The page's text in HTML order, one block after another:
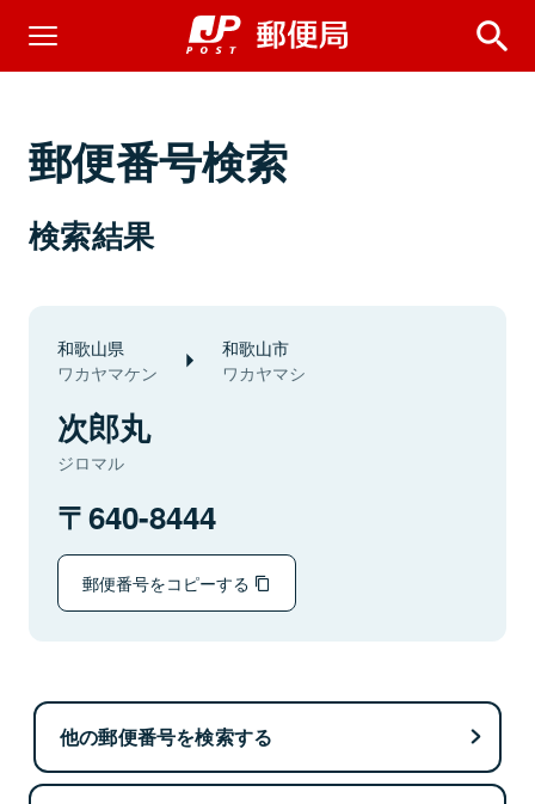
郵便番号検索
検索結果
和歌山県
ワカヤマケン
和歌山市
ワカヤマシ
次郎丸
ジロマル
640-8444
郵便番号をコピーする
他の郵便番号を検索する